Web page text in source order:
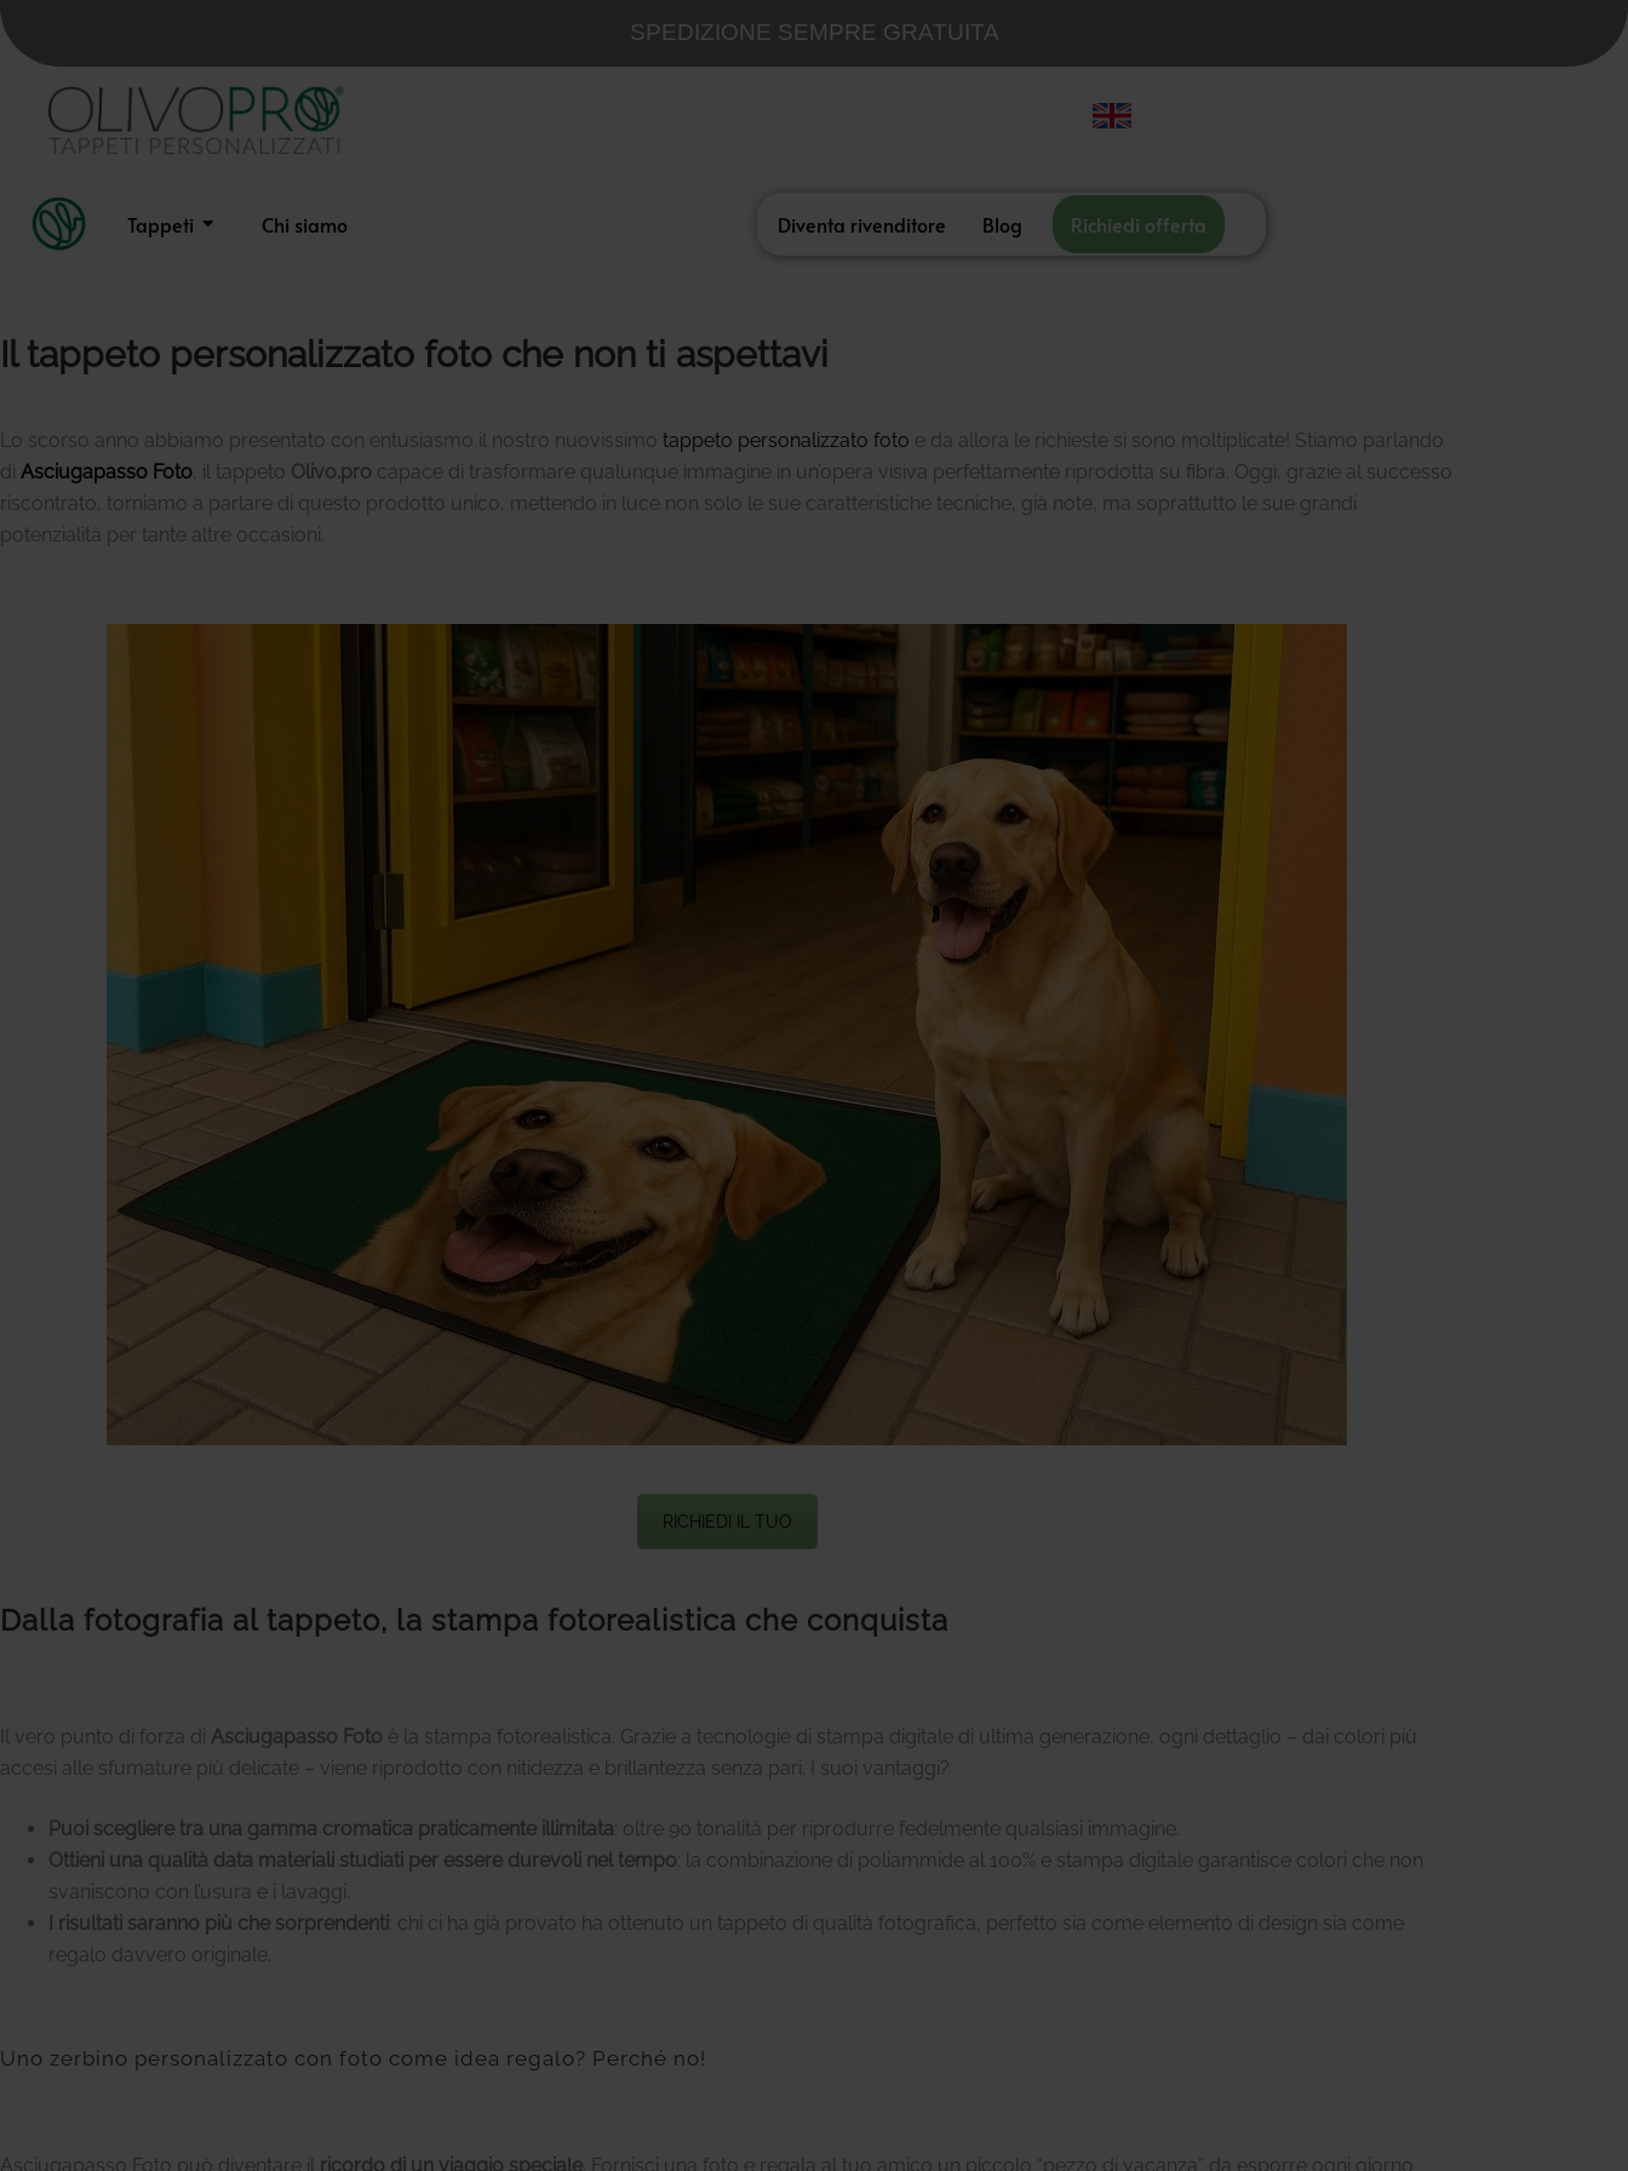
SPEDIZIONE SEMPRE GRATUITA
Tappeti Chi siamo Diventa rivenditore Blog Richiedi offerta
Il tappeto personalizzato foto che non ti aspettavi
Lo scorso anno abbiamo presentato con entusiasmo il nostro nuovissimo tappeto personalizzato foto e da allora le richieste si sono moltiplicate! Stiamo parlando
di Asciugapasso Foto , il tappeto Olivo.pro capace di trasformare qualunque immagine in un’opera visiva perfettamente riprodotta su fibra. Oggi, grazie al successo
riscontrato, torniamo a parlare di questo prodotto unico, mettendo in luce non solo le sue caratteristiche tecniche, già note, ma soprattutto le sue grandi
potenzialità per tante altre occasioni.
RICHIEDI IL TUO
Dalla fotografia al tappeto, la stampa fotorealistica che conquista
Il vero punto di forza di Asciugapasso Foto è la stampa fotorealistica. Grazie a tecnologie di stampa digitale di ultima generazione, ogni dettaglio – dai colori più
accesi alle sfumature più delicate – viene riprodotto con nitidezza e brillantezza senza pari. I suoi vantaggi?
Puoi scegliere tra una gamma cromatica praticamente illimitata: oltre 90 tonalità per riprodurre fedelmente qualsiasi immagine.
Ottieni una qualità data materiali studiati per essere durevoli nel tempo: la combinazione di poliammide al 100% e stampa digitale garantisce colori che non
svaniscono con l’usura e i lavaggi.
I risultati saranno più che sorprendenti: chi ci ha già provato ha ottenuto un tappeto di qualità fotografica, perfetto sia come elemento di design sia come
regalo davvero originale.
Uno zerbino personalizzato con foto come idea regalo? Perché no!
Asciugapasso Foto può diventare il ricordo di un viaggio speciale. Fornisci una foto e regala al tuo amico un piccolo “pezzo di vacanza” da esporre ogni giorno